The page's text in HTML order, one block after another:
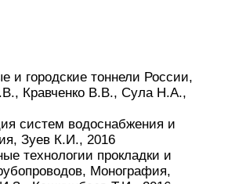
и городские тоннели России,
Кравченко В.В., Сула Н.А.,
систем водоснабжения и
Зуев К.И., 2016
технологии прокладки и
Монография,